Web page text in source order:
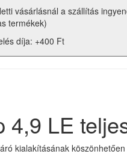
vásárlásnál a szállítás
termékek)
díja: +400 Ft
4,9 LE
kialakításának